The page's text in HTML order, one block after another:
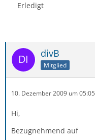
Erledigt
divB
Mitglied
10. Dezember 2009 um 05:05
Hi,
Bezugnehmend auf